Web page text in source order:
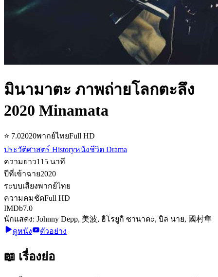
มินามาตะ ภาพถ่ายโลกตะลึง
2020 Minamata
⭐ 7.02020พากย์ไทยFull HD
ประวัติศาสตร์ Historyหนังชีวิต Drama
ความยาว115 นาที
ปีที่เข้าฉาย2020
ระบบเสียงพากย์ไทย
ความคมชัดFull HD
IMDb7.0
นักแสดง: Johnny Depp, 美波, ฮิโรยูกิ ซานาดะ, บิล นาย, 國村隼
ดูหนัง
ตัวอย่าง
📖 เรื่องย่อ